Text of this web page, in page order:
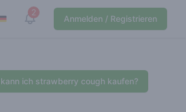
2
View notifications
Anmelden / Registrieren
ich strawberry cough kaufen?